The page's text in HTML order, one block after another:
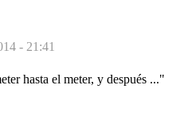
- 21:41
hasta el meter, y después ..."